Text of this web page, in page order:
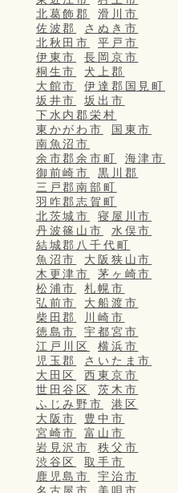
北葛飾郡
滑川市
佐波郡
さぬき市
北秋田市
平戸市
伊東市
長岡京市
桐生市
犬上郡
大館市
伊達郡国見町
坂井市
坂出市
下水内郡栄村
東かがわ市
国東市
南魚沼市
余市郡余市町
海津市
御前崎市
黒川郡
三戸郡南部町
羽咋郡志賀町
北茨城市
寝屋川市
丹波篠山市
水俣市
結城郡八千代町
魚沼市
大阪狭山市
木更津市
茅ヶ崎市
松浦市
札幌市
弘前市
大船渡市
柴田郡
川崎市
徳島市
宇都宮市
江戸川区
横浜市
児玉郡
さいたま市
大田区
西東京市
世田谷区
茨木市
ふじみ野市
港区
大阪市
豊中市
宮崎市
富山市
岩見沢市
秩父市
渋谷区
取手市
鹿児島市
宇治市